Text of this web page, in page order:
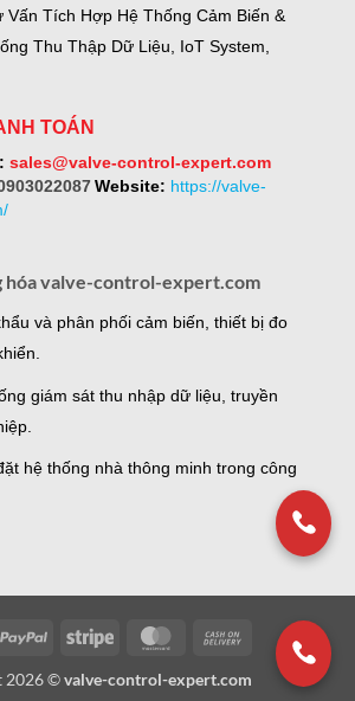
Vấn Tích Hợp Hệ Thống Cảm Biến &
Thu Thập Dữ Liệu, IoT System,
TOÁN
sales@valve-control-expert.com
Website: https://valve-
valve-control-expert.com
và phân phối cảm biến, thiết bị đo
giám sát thu nhập dữ liệu, truyền
hệ thống nhà thông minh trong công
PayPal Stripe MasterCardCash
Delivery
2026 ©valve-control-expert.com